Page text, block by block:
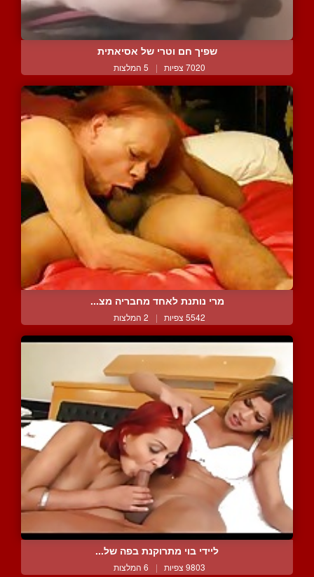
שפיך חם וטרי של אסיאתית
7020 צפיות | 5 המלצות
מרי נותנת לאחד מחבריה מצ...
5542 צפיות | 2 המלצות
ליידי בוי מתרוקנת בפה של...
9803 צפיות | 6 המלצות